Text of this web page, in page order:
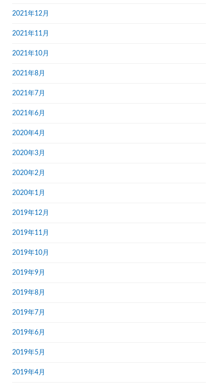
2021年12月
2021年11月
2021年10月
2021年8月
2021年7月
2021年6月
2020年4月
2020年3月
2020年2月
2020年1月
2019年12月
2019年11月
2019年10月
2019年9月
2019年8月
2019年7月
2019年6月
2019年5月
2019年4月